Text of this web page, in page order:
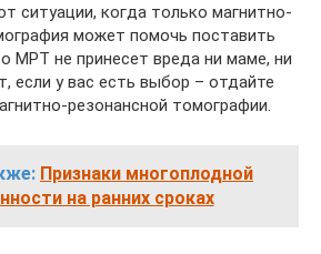
ситуации, когда только магнитно-
может помочь поставить
МРТ не принесет вреда ни маме, ни
если у вас есть выбор – отдайте
резонансной томографии.
Признаки многоплодной
на ранних сроках